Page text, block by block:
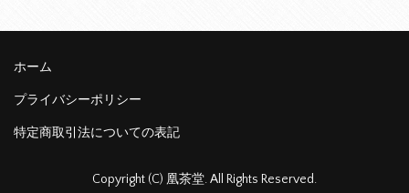
ホーム
プライバシーポリシー
特定商取引法についての表記
Copyright (C) 凰茶堂. All Rights Reserved.